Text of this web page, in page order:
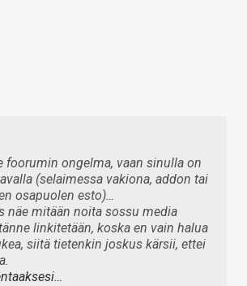
foorumin ongelma, vaan sinulla on
(selaimessa vakiona, addon tai
osapuolen esto)…
näe mitään noita sossu media
linkitetään, koska en vain halua
siitä tietenkin joskus kärsii, ettei